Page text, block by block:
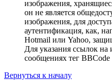
изображения,
он не является
изображения, для
аутентификация, как,
Hotmail или Yahoo,
Для указания ссылок на
сообщениях тег
Вернуться к началу